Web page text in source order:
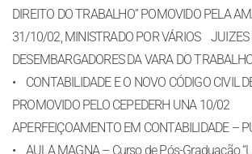
DIREITO DO TRABALHO” POMOVIDO PELA
31/10/02, MINISTRADO POR VÁRIOS JUIZES
DESEMBARGADORES DA VARA DO
• CONTABILIDADE E O NOVO CÓDIGO CIVIL
PROMOVIDO PELO CEPEDERH UNA 10/02
APERFEIÇOAMENTO EM CONTABILIDADE –
• AULA MAGNA – Curso de Pós-Graduação